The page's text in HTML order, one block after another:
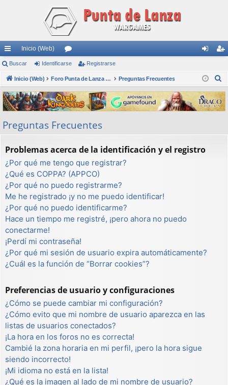
nl
ac
es
rá
pi
Inicio (Web)
or
os nti
fic
ar
ist
ra
rs
Buscar Identificarse Registrarse
Inicio (Web) Foro Punta de Lanza Wargames Preguntas Frecuentes
s
c
r
Preguntas Frecuentes
Problemas acerca de la identificación y el registro
¿Por qué me tengo que registrar?
¿Qué es COPPA? (APPCO)
¿Por qué no puedo registrarme?
Me he registrado ¡y no me puedo identificar!
¿Por qué no puedo identificarme?
Hace un tiempo me registré, ¡pero ahora no puedo
conectarme!
¡Perdí mi contraseña!
¿Por qué mi sesión de usuario expira automáticamente?
¿Cuál es la función de “Borrar cookies”?
Preferencias de usuario y configuraciones
¿Cómo se puede cambiar mi configuración?
¿Cómo evito que mi nombre de usuario aparezca en las
listas de usuarios conectados?
¡La hora en los foros no es correcta!
Cambié la zona horaria en mi perfil, ¡pero la hora sigue
siendo incorrecto!
¡Mi idioma no está en la lista!
¿Qué es la imagen al lado de mi nombre de usuario?